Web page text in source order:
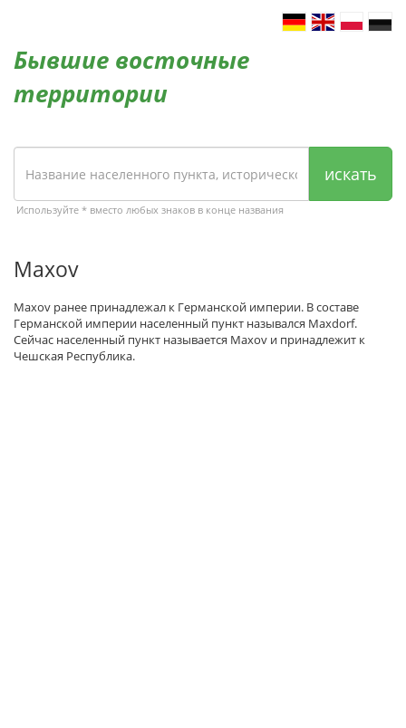
Бывшие восточные
территории
искать
Используйте * вместо любых знаков в конце названия
Maxov
Maxov ранее принадлежал к Германской империи. В составе
Германской империи населенный пункт назывался Maxdorf.
Сейчас населенный пункт называется Maxov и принадлежит к
Чешская Республика.